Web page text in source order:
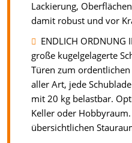
Lackierung,
damit robust und vor
ENDLICH ORDNUNG
große kugelgelagerte
Türen zum
aller Art, jede
mit 20 kg belastbar.
Keller oder
übersichtlichen